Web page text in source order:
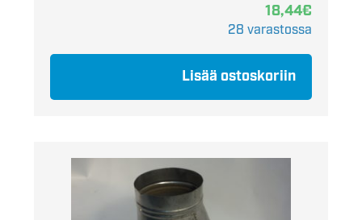
18,44€
28 varastossa
Lisää ostoskoriin